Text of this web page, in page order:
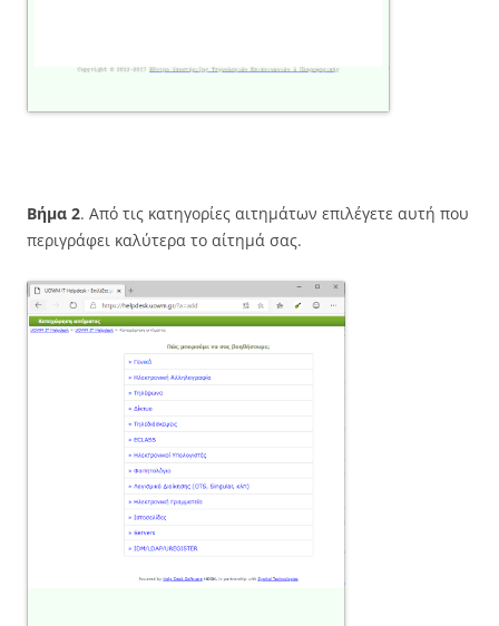
Βήμα 2. Από τις κατηγορίες αιτημάτων επιλέγετε αυτή που
περιγράφει καλύτερα το αίτημά σας.